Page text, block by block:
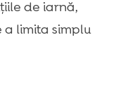
de iarnă,
limita simplu